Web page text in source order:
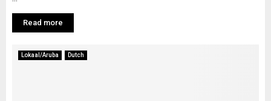
Read more
Lokaal/Aruba Dutch